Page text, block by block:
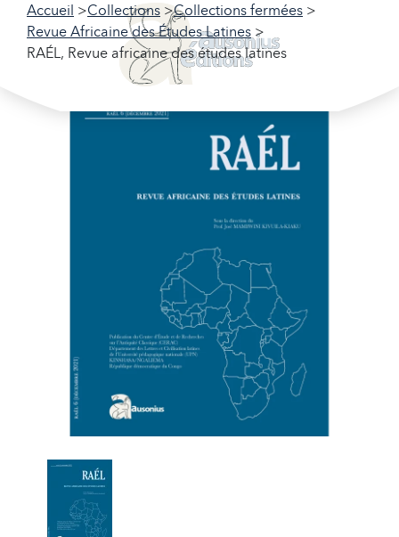
Accueil Collections
Collections fermées
Revue Africaine des Études Latines
RAÉL, Revue africaine des études latines